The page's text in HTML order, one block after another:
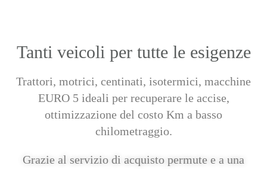
Tanti veicoli per tutte le esigenze
Trattori, motrici, centinati, isotermici, macchine
EURO 5 ideali per recuperare le accise,
ottimizzazione del costo Km a basso
chilometraggio.
Grazie al servizio di acquisto permute e a una